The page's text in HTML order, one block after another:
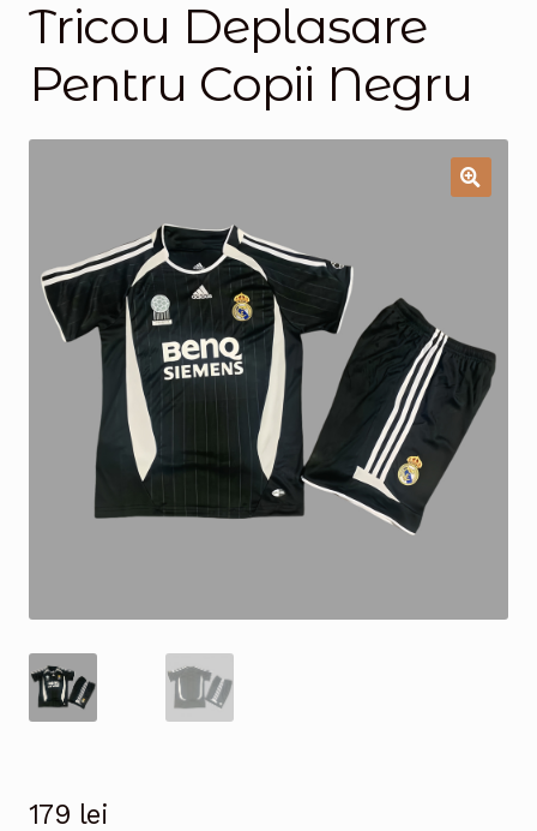
Tricou Deplasare
Pentru Copii Negru
179 lei